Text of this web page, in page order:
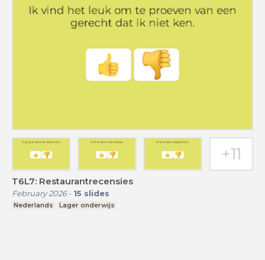
T6L7: Restaurantrecensies
February 2026- 15 slides
Nederlands Lager onderwijs